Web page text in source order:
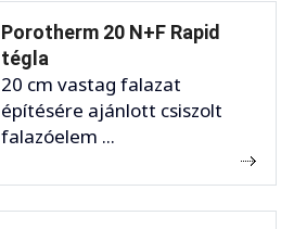
Porotherm 20 N+F Rapid
tégla
20 cm vastag falazat
építésére ajánlott csiszolt
falazóelem ...